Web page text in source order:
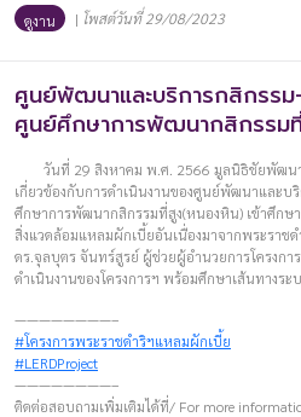
ดูงาน | โพสต์วันที่ 29/08/2023
ศูนย์พัฒนาและบริการกสิกรรม
ศูนย์ศึกษาการพัฒนากสิกรรม
วันที่ 29 สิงหาคม พ.ศ. 2566 มูลนิธิชัยพัฒน
เกี่ยวข้องกับการดำเนินงานของศูนย์พัฒนาและบ
ศึกษาการพัฒนากสิกรรมที่สูง(หนองหิน) เข้าศึกษ
สิ่งแวดล้อมแหลมผักเบี้ยอันเนื่องมาจากพระราช
ดร.จุลบุตร จันทร์สูรย์ ผู้ช่วยผู้อำนวยการโครงก
ดำเนินงานของโครงการฯ พร้อมศึกษาเส้นทางระ
————————–
#โครงการพระราชดำริฯแหลมผักเบี้ย
#LERDProject
————————–
ติดต่อสอบถามเพิ่มเติมได้ที่/ For more